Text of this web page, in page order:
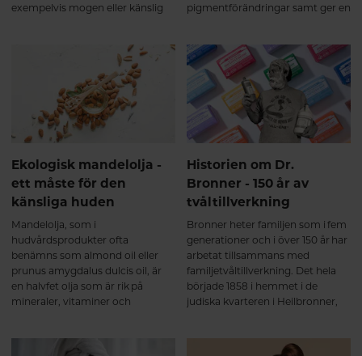
exempelvis mogen eller känslig
pigmentförändringar samt ger en
bevarat i ”nya” Jabushe som
relanseras i en ny, grönare
kostym med förbättrad doft,
textur och effekt.
Ekologisk mandelolja -
ett måste för den
känsliga huden
Mandelolja, som i
hudvårdsprodukter ofta
benämns som almond oil eller
prunus amygdalus dulcis oil, är
en halvfet olja som är rik på
mineraler, vitaminer och
sötmandel och bittermandel. I
Historien om Dr.
Bronner - 150 år av
tvåltillverkning
Bronner heter familjen som i fem
generationer och i över 150 år har
arbetat tillsammans med
familjetvåltillverkning. Det hela
började 1858 i hemmet i de
judiska kvarteren i Heilbronner,